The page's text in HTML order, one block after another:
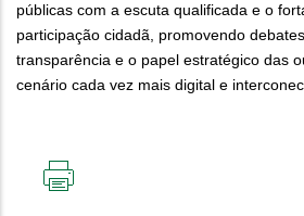
públicas com a escuta qualificada e o
participação cidadã, promovendo
transparência e o papel estratégico das
cenário cada vez mais digital e